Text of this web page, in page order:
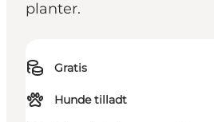
planter.
Gratis
Hunde tilladt